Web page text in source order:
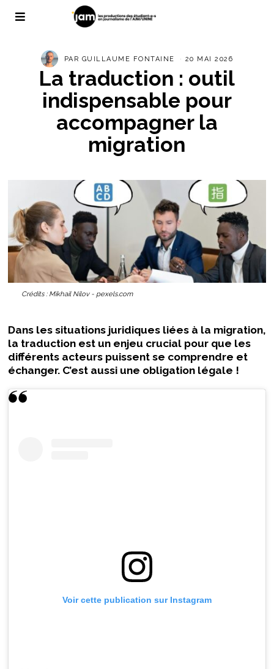
PAR GUILLAUME FONTAINE 20 MAI 2026
La traduction : outil
indispensable pour
accompagner la
migration
Crédits : Mikhail Nilov - pexels.com
Dans les situations juridiques liées à la migration,
la traduction est un enjeu crucial pour que les
différents acteurs puissent se comprendre et
échanger. C’est aussi une obligation légale !
Voir cette publication sur Instagram